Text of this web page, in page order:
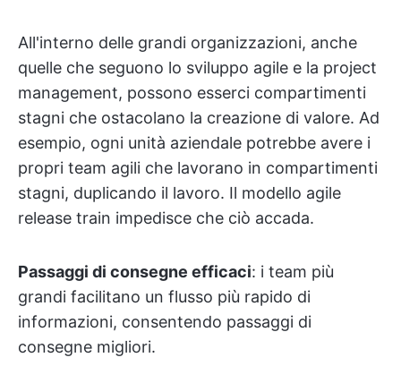
All'interno delle grandi organizzazioni, anche
quelle che seguono lo sviluppo agile e la project
management, possono esserci compartimenti
stagni che ostacolano la creazione di valore. Ad
esempio, ogni unità aziendale potrebbe avere i
propri team agili che lavorano in compartimenti
stagni, duplicando il lavoro. Il modello agile
release train impedisce che ciò accada.
Passaggi di consegne efficaci: i team più
grandi facilitano un flusso più rapido di
informazioni, consentendo passaggi di
consegne migliori.